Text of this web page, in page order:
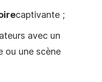
captivante ;
avec un
ou une scène